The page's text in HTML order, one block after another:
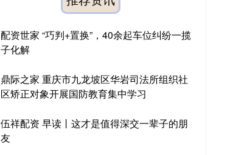
配资世家 “巧判+置换”，40余起车位纠纷一揽
子化解
鼎际之家 重庆市九龙坡区华岩司法所组织社
区矫正对象开展国防教育集中学习
伍祥配资 早读丨这才是值得深交一辈子的朋
友